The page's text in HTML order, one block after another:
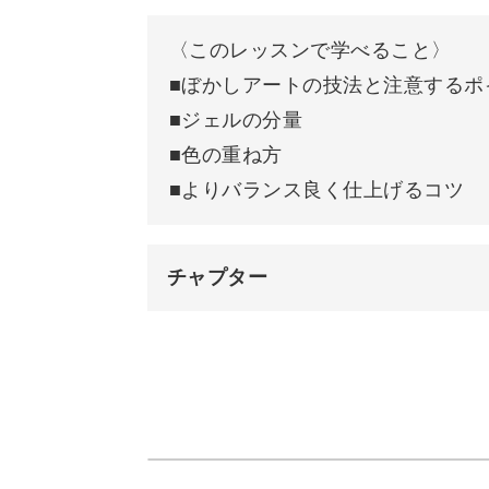
今回のレッスンでは、スカーフのよ
的なぼかしのテクニックや重要なポ
具体的には、
◆ぼかしアートの技法と注意するポイ
〈このレッスンで学べること〉
■ぼかしアートの技法と注意するポ
■ジェルの分量
■色の重ね方
■よりバランス良く仕上げるコツ
チャプター